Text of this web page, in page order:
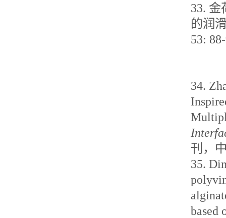
33. 金
的润
53:
34.
刊 ，
35.
based